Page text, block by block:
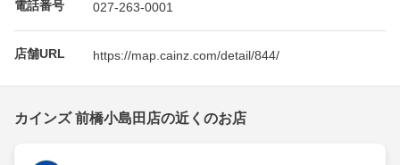
電話番号 027-263-0001
店舗URL https://map.cainz.com/detail/844/
カインズ 前橋小島田店の近くのお店